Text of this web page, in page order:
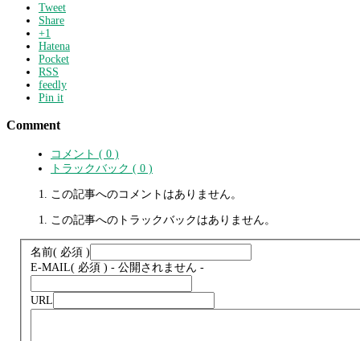
Tweet
Share
+1
Hatena
Pocket
RSS
feedly
Pin it
Comment
コメント ( 0 )
トラックバック ( 0 )
この記事へのコメントはありません。
この記事へのトラックバックはありません。
名前( 必須 )
E-MAIL( 必須 ) - 公開されません -
URL